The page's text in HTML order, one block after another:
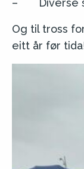
– Diverse
Og til tross
eitt år før